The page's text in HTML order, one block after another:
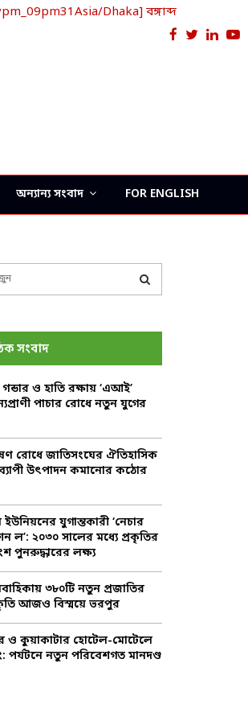
Dhaka] বঙ্গাব্দ
Facebook
Twitter
অন্যান্য সংবাদ FOR ENGLISH
R
C
H
সংবাদ
ও হাতি রক্ষায় ‘এআই’
পাচার রোধে নতুন যুগের
রোধে জাতিসংঘের ঐতিহাসিক
উৎপাদন কমানোর কঠোর
যুগান্তকারী ‘নেচার
ল’: ২০৩০ সালের মধ্যে প্রকৃতির
পুনরুদ্ধারের লক্ষ্য
৩৮০টি নতুন প্রজাতির
আজও বিস্ময়ে ভরপুর
ও কুয়াকাটার হোটেল-মোটেলে
পর্যটনে নতুন পরিবেশগত মানদণ্ড